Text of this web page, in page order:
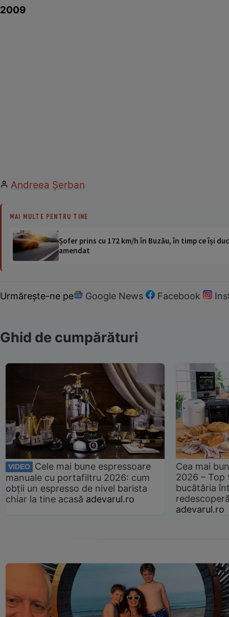
2009
Andreea Şerban
MAI MULTE PENTRU TINE
Șofer prins cu 172 km/h în Buzău, în timp ce își
amendat
Urmărește-ne pe Google News Facebook
Ghid de cumpărături
VIDEO
Cele mai bune espressoare
manuale cu portafiltru 2026: cum
obții un espresso de nivel barista
chiar la tine acasă adevarul.ro
Cea mai
2026 –
bucătăria
adevarul.ro